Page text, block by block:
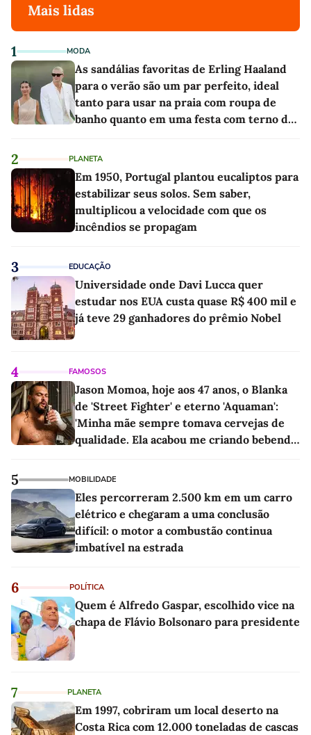
Mais lidas
1 MODA
As sandálias favoritas de Erling Haaland
para o verão são um par perfeito, ideal
tanto para usar na praia com roupa de
banho quanto em uma festa com terno de
2 PLANETA
Em 1950, Portugal plantou eucaliptos para
estabilizar seus solos. Sem saber,
multiplicou a velocidade com que os
incêndios se propagam
3 EDUCAÇÃO
Universidade onde Davi Lucca quer
estudar nos EUA custa quase R$ 400 mil e
já teve 29 ganhadores do prêmio Nobel
4 FAMOSOS
Jason Momoa, hoje aos 47 anos, o Blanka
de 'Street Fighter' e eterno 'Aquaman':
'Minha mãe sempre tomava cervejas de
qualidade. Ela acabou me criando bebendo
5 MOBILIDADE
Eles percorreram 2.500 km em um carro
elétrico e chegaram a uma conclusão
difícil: o motor a combustão continua
imbatível na estrada
6 POLÍTICA
Quem é Alfredo Gaspar, escolhido vice na
chapa de Flávio Bolsonaro para presidente
7 PLANETA
Em 1997, cobriram um local deserto na
Costa Rica com 12.000 toneladas de cascas